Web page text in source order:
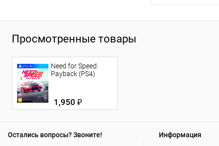
Просмотренные товары
Need for Speed:
Payback (PS4)
1,950 ₽
Остались вопросы? Звоните! Информация